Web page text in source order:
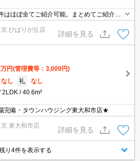
はほぼ全てご紹介可能。まとめてご紹介致
せください。お部屋探しは情報量地域ナン
まで。
ひばりが丘店
詳細を見る
万円(管理費等：3,000円)
なし 礼
なし
2LDK 40.6m²
完備・タウンハウジング東大和市店★
東大和市店
詳細を見る
り4件を表示する